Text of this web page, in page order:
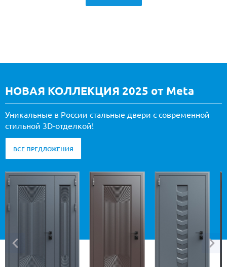
НОВАЯ КОЛЛЕКЦИЯ 2025 от Meta
Уникальные в России стальные двери с современной
стильной 3D-отделкой!
ВСЕ ПРЕДЛОЖЕНИЯ